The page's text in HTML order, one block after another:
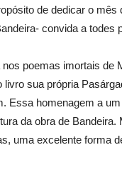
de dedicar o mês
convida a todes
nos poemas imortais de
livro sua própria
Essa homenagem a
da obra de
uma excelente forma